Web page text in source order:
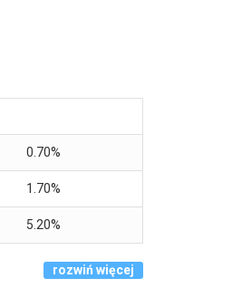
0.70%
1.70%
5.20%
rozwiń więcej